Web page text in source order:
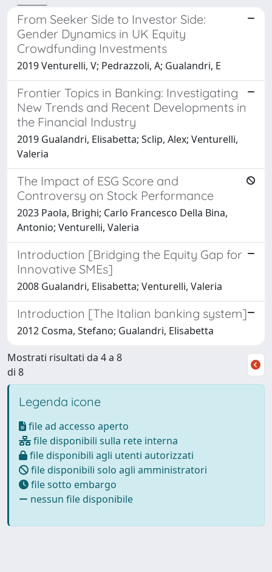
From Seeker Side to Investor Side:
Gender Dynamics in UK Equity
Crowdfunding Investments
2019 Venturelli, V; Pedrazzoli, A; Gualandri, E
Frontier Topics in Banking: Investigating
New Trends and Recent Developments in
the Financial Industry
2019 Gualandri, Elisabetta; Sclip, Alex; Venturelli,
Valeria
The Impact of ESG Score and
Controversy on Stock Performance
2023 Paola, Brighi; Carlo Francesco Della Bina,
Antonio; Venturelli, Valeria
Introduction [Bridging the Equity Gap for
Innovative SMEs]
2008 Gualandri, Elisabetta; Venturelli, Valeria
Introduction [The Italian banking system]
2012 Cosma, Stefano; Gualandri, Elisabetta
Mostrati risultati da 4 a 8
di 8
Legenda icone
file ad accesso aperto
file disponibili sulla rete interna
file disponibili agli utenti autorizzati
file disponibili solo agli amministratori
file sotto embargo
nessun file disponibile